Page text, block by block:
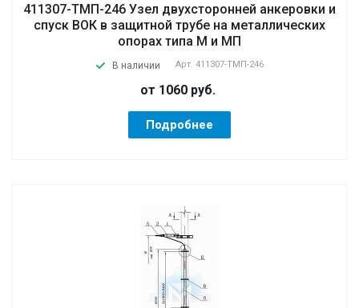
411307-ТМП-246 Узел двухсторонней анкеровки и
спуск ВОК в защитной трубе на металлических
опорах типа М и МП
В наличии Арт. 411307-ТМП-246
от 1060 руб.
Подробнее